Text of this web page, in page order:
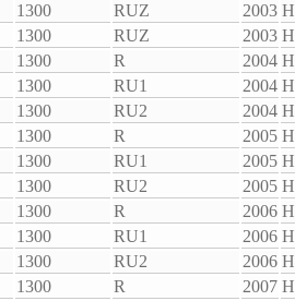
1300 RUZ 2003
1300 RUZ 2003
1300 R 2004
1300 RU1 2004
1300 RU2 2004
1300 R 2005
1300 RU1 2005
1300 RU2 2005
1300 R 2006
1300 RU1 2006
1300 RU2 2006
1300 R 2007